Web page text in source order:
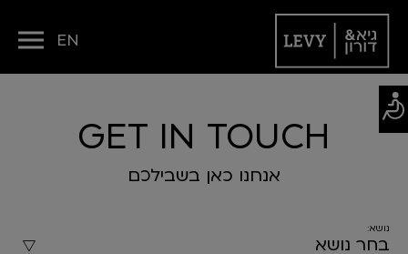
EN
GET IN TOUCH
אנחנו כאן בשבילכם
נושא: